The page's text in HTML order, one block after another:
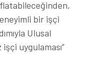
bir işçi
Ulusal
uygulaması”